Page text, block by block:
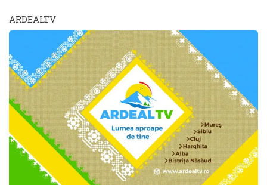
ARDEALTV